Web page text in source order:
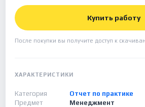
Купить работу
После покупки вы получите доступ к
ХАРАКТЕРИСТИКИ
Категория
Отчет по практике
Предмет
Менеджмент